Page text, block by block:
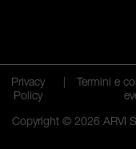
Privacy
Policy
Termini e
Copyright © 2026 ARVI